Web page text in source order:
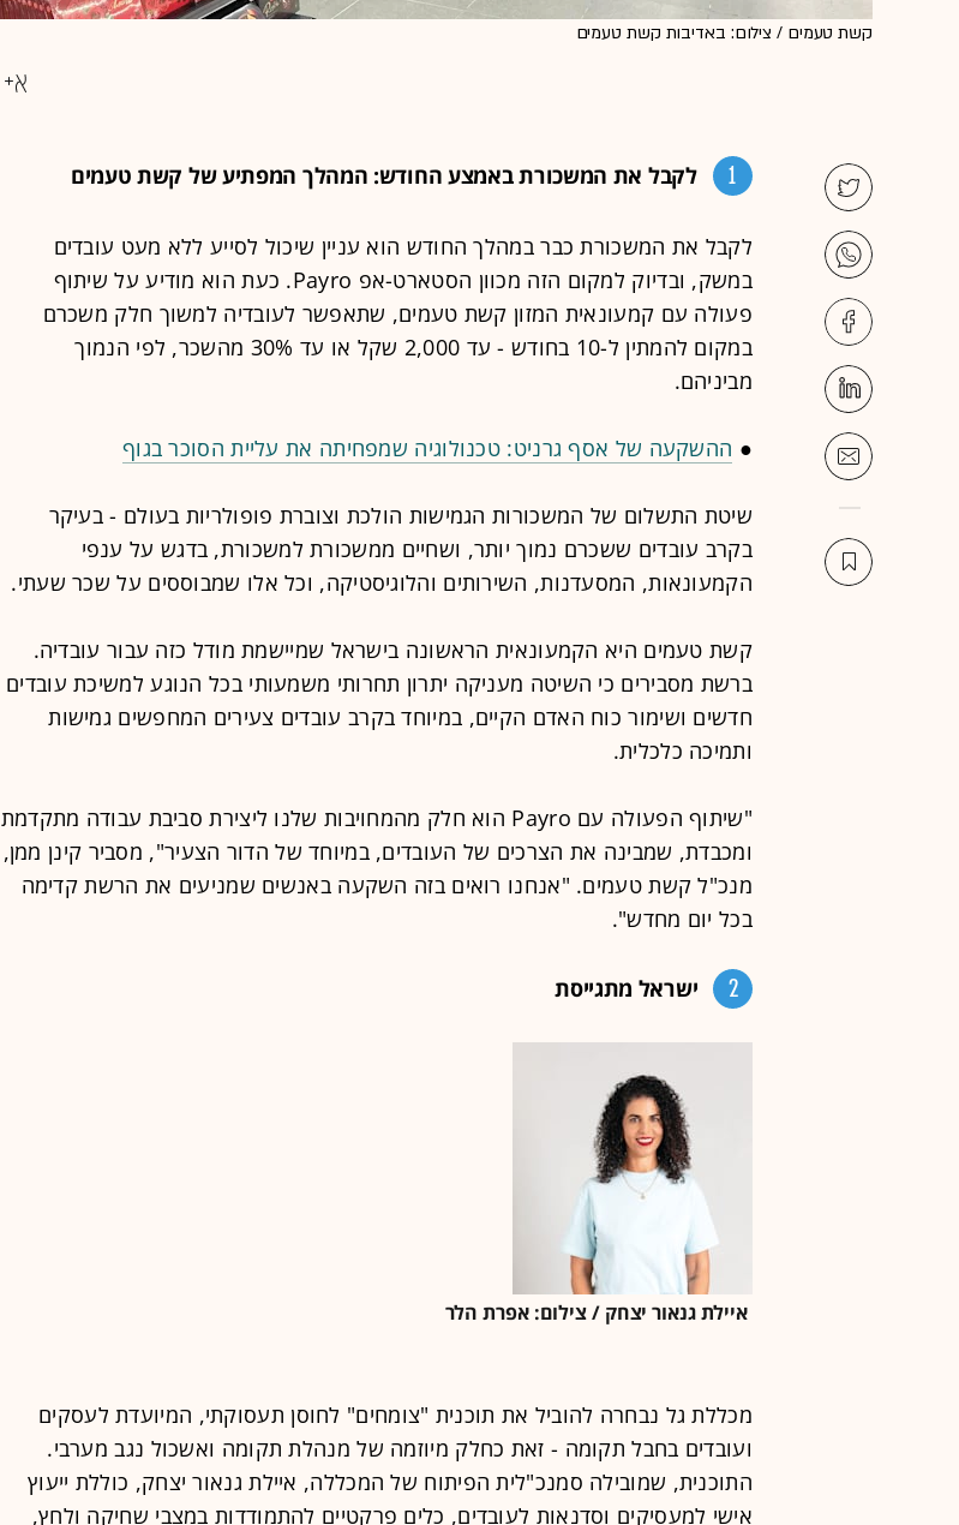
קשת טעמים / צילום: באדיבות קשת טעמים
1 לקבל את המשכורת באמצע החודש: המהלך המפתיע של קשת טעמים
לקבל את המשכורת כבר במהלך החודש הוא עניין שיכול לסייע ללא מעט עובדים
במשק, ובדיוק למקום הזה מכוון הסטארט-אפ Payro. כעת הוא מודיע על שיתוף
פעולה עם קמעונאית המזון קשת טעמים, שתאפשר לעובדיה למשוך חלק משכרם
במקום להמתין ל-10 בחודש - עד 2,000 שקל או עד 30% מהשכר, לפי הנמוך
מביניהם.
● ההשקעה של אסף גרניט: טכנולוגיה שמפחיתה את עליית הסוכר בגוף
שיטת התשלום של המשכורות הגמישות הולכת וצוברת פופולריות בעולם - בעיקר
בקרב עובדים ששכרם נמוך יותר, ושחיים ממשכורת למשכורת, בדגש על ענפי
הקמעונאות, המסעדנות, השירותים והלוגיסטיקה, וכל אלו שמבוססים על שכר שעתי.
קשת טעמים היא הקמעונאית הראשונה בישראל שמיישמת מודל כזה עבור עובדיה.
ברשת מסבירים כי השיטה מעניקה יתרון תחרותי משמעותי בכל הנוגע למשיכת עובדים
חדשים ושימור כוח האדם הקיים, במיוחד בקרב עובדים צעירים המחפשים גמישות
ותמיכה כלכלית.
"שיתוף הפעולה עם Payro הוא חלק מהמחויבות שלנו ליצירת סביבת עבודה מתקדמת
ומכבדת, שמבינה את הצרכים של העובדים, במיוחד של הדור הצעיר", מסביר קינן ממן,
מנכ"ל קשת טעמים. "אנחנו רואים בזה השקעה באנשים שמניעים את הרשת קדימה
בכל יום מחדש".
2 ישראל מתגייסת
איילת גנאור יצחק / צילום: אפרת הלר
מכללת גל נבחרה להוביל את תוכנית "צומחים" לחוסן תעסוקתי, המיועדת לעסקים
ועובדים בחבל תקומה - זאת כחלק מיוזמה של מנהלת תקומה ואשכול נגב מערבי.
התוכנית, שמובילה סמנכ"לית הפיתוח של המכללה, איילת גנאור יצחק, כוללת ייעוץ
אישי למעסיקים וסדנאות לעובדים, כלים פרקטיים להתמודדות במצבי שחיקה ולחץ,